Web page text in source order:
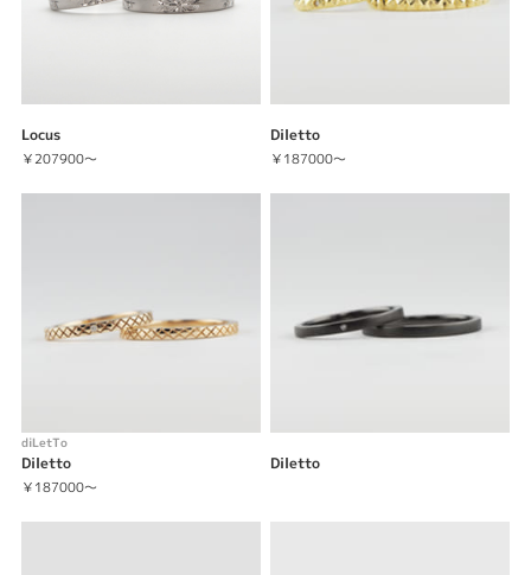
Locus
￥207900～
Diletto
￥187000～
diLetTo
Diletto
￥187000～
Diletto